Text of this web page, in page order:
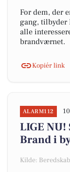
For dem, der
gang, tilbyder
alle
brandværnet.
Kopiér link
ALARM112
LIGE
Brand i
Kilde: